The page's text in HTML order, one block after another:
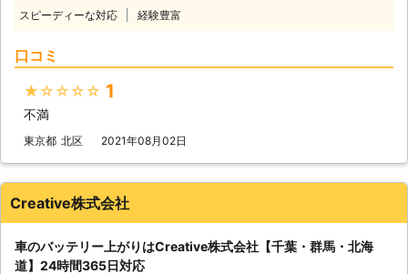
します 業者に作業を依頼しようと思
バッテリー上がりは、お客様の身にい
しております。 「土曜日にちょっと
温泉でも入りに行こうかと思ったら、
車が動かない……しまった！車が半ド
か！」という状況でバッテリー上がり
で困ったときは、ぜひ弊社のことを思
からこそおこなえる強みを紹介してい
バッテリー以外にも気になる点があり
JAFで培った経験をお客様のために役
立たせていただきます。お客様が必要
としていることに幅広く対応させてい
いませ。 ●24時間365日で対応可
能！急なバッテリー上がりにも対応さ
急にそのようなトラブルが発生してし
い」 このような症状が出た際は、車
専門の業者に依頼するのがおすすめで
スピーディーな対応 経験豊富
口コミ
★★★★★ 1
不満
東京都 北区 2021年08月02日
Creative株式会社
車のバッテリー上がりはCreative株式会社【千葉・群馬・北海
道】24時間365日対応